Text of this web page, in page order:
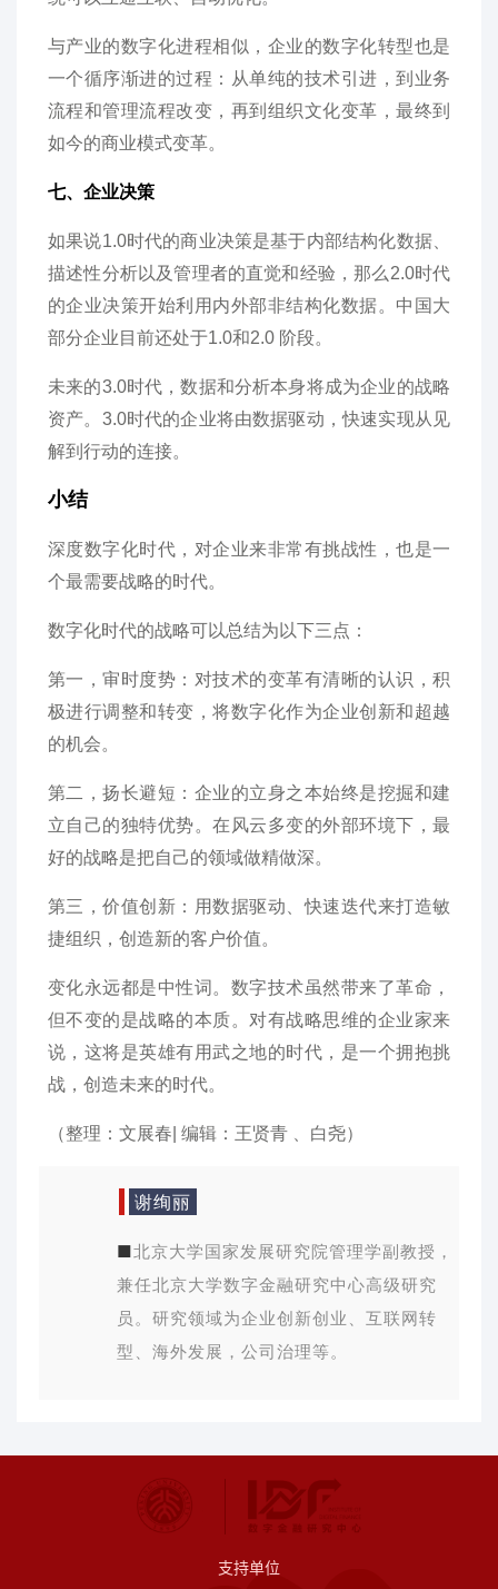
与产业的数字化进程相似，企业的数字化转型也是
一个循序渐进的过程：从单纯的技术引进，到业务
流程和管理流程改变，再到组织文化变革，最终到
如今的商业模式变革。
七、企业决策
如果说1.0时代的商业决策是基于内部结构化数据、
描述性分析以及管理者的直觉和经验，那么2.0时代
的企业决策开始利用内外部非结构化数据。中国大
部分企业目前还处于1.0和2.0 阶段。
未来的3.0时代，数据和分析本身将成为企业的战略
资产。3.0时代的企业将由数据驱动，快速实现从见
解到行动的连接。
小结
深度数字化时代，对企业来非常有挑战性，也是一
个最需要战略的时代。
数字化时代的战略可以总结为以下三点：
第一，审时度势：对技术的变革有清晰的认识，积
极进行调整和转变，将数字化作为企业创新和超越
的机会。
第二，扬长避短：企业的立身之本始终是挖掘和建
立自己的独特优势。在风云多变的外部环境下，最
好的战略是把自己的领域做精做深。
第三，价值创新：用数据驱动、快速迭代来打造敏
捷组织，创造新的客户价值。
变化永远都是中性词。数字技术虽然带来了革命，
但不变的是战略的本质。对有战略思维的企业家来
说，这将是英雄有用武之地的时代，是一个拥抱挑
战，创造未来的时代。
（整理：文展春| 编辑：王贤青 、白尧）
谢绚丽
■北京大学国家发展研究院管理学副教授，
兼任北京大学数字金融研究中心高级研究
员。研究领域为企业创新创业、互联网转
型、海外发展，公司治理等。
支持单位